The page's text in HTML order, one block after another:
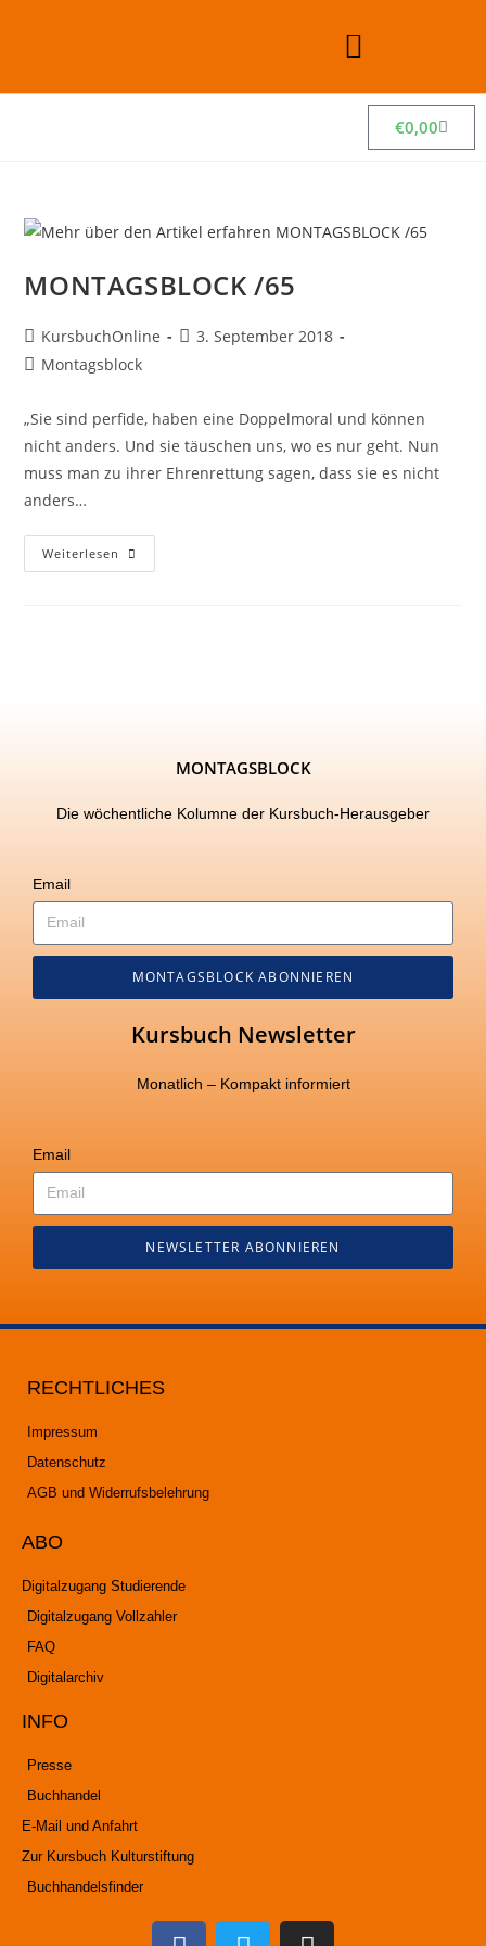
€0,00
MONTAGSBLOCK /65
KursbuchOnline
3. September 2018
Montagsblock
„Sie sind perfide, haben eine Doppelmoral und können
nicht anders. Und sie täuschen uns, wo es nur geht. Nun
muss man zu ihrer Ehrenrettung sagen, dass sie es nicht
anders…
Weiterlesen
MONTAGSBLOCK
Die wöchentliche Kolumne der Kursbuch-Herausgeber
Email
MONTAGSBLOCK ABONNIEREN
Kursbuch Newsletter
Monatlich – Kompakt informiert
Email
NEWSLETTER ABONNIEREN
RECHTLICHES
Impressum
Datenschutz
AGB und Widerrufsbelehrung
ABO
Digitalzugang Studierende
Digitalzugang Vollzahler
FAQ
Digitalarchiv
INFO
Presse
Buchhandel
E-Mail und Anfahrt
Zur Kursbuch Kulturstiftung
Buchhandelsfinder